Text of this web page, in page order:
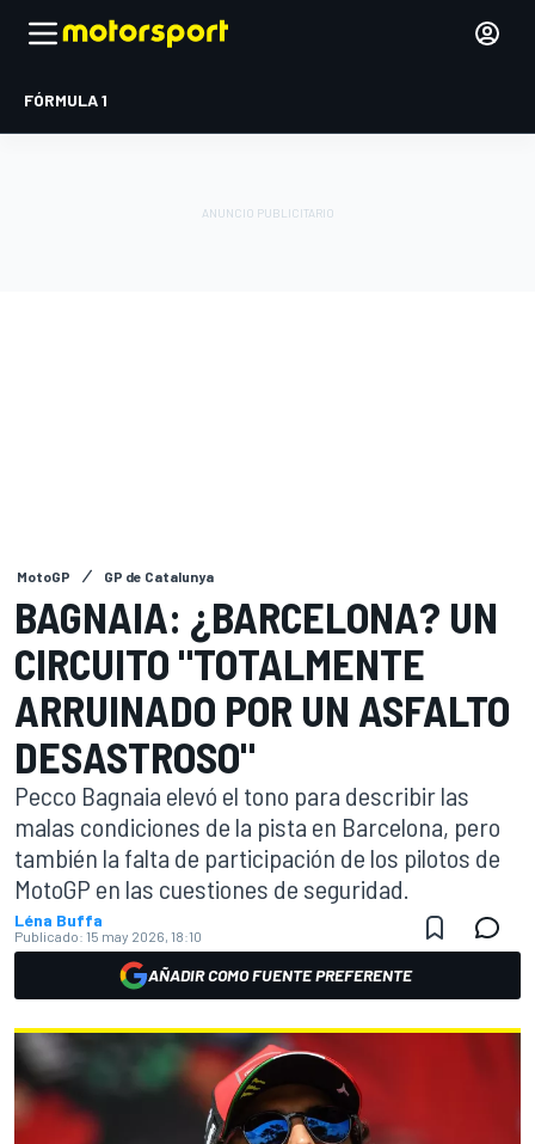
FÓRMULA 1
MotoGP GP de Catalunya
BAGNAIA: ¿BARCELONA? UN
CIRCUITO "TOTALMENTE
ARRUINADO POR UN ASFALTO
DESASTROSO"
Pecco Bagnaia elevó el tono para describir las
malas condiciones de la pista en Barcelona, pero
también la falta de participación de los pilotos de
MotoGP en las cuestiones de seguridad.
Léna Buffa
Publicado: 15 may 2026, 18:10
AÑADIR COMO FUENTE PREFERENTE